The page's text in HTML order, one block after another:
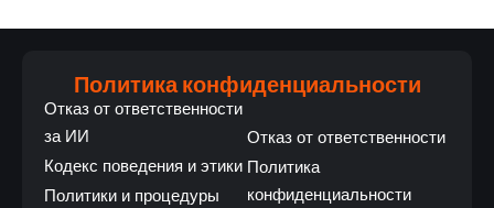
Политика конфиденциальности
Отказ от ответственности
за ИИ
Кодекс поведения и этики
Политики и процедуры
Отказ от ответственности
Политика
конфиденциальности